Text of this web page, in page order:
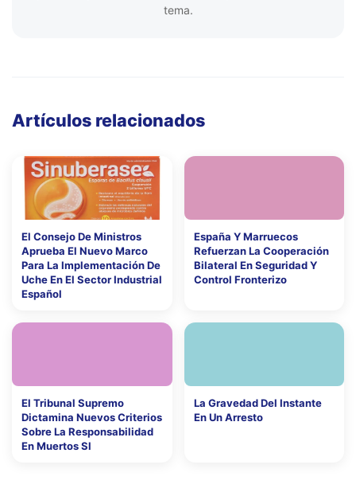
tema.
Artículos relacionados
El Consejo De Ministros
Aprueba El Nuevo Marco
Para La Implementación De
Uche En El Sector Industrial
Español
España Y Marruecos
Refuerzan La Cooperación
Bilateral En Seguridad Y
Control Fronterizo
El Tribunal Supremo
Dictamina Nuevos Criterios
Sobre La Responsabilidad
En Muertos Sl
La Gravedad Del Instante
En Un Arresto